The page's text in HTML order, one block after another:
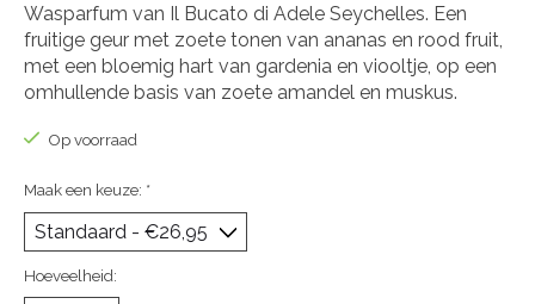
Wasparfum van Il Bucato di Adele Seychelles. Een
fruitige geur met zoete tonen van ananas en rood fruit,
met een bloemig hart van gardenia en viooltje, op een
omhullende basis van zoete amandel en muskus.
Op voorraad
Maak een keuze: *
Hoeveelheid: